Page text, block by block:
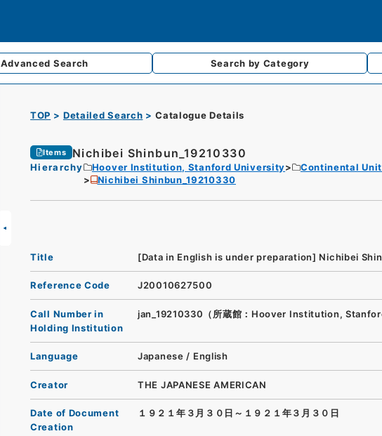
Advanced Search Search by Category
TOP Detailed Search Catalogue Details
Items Nichibei Shinbun_19210330
Hierarchy Hoover Institution, Stanford University Continental
Nichibei Shinbun_19210330
Title [Data in English is under preparation] Nichibei
Reference Code J20010627500
Call Number in
Holding Institution
jan_19210330（所蔵館：Hoover Institution,
Language Japanese / English
Creator THE JAPANESE AMERICAN
Date of Document
Creation
１９２１年３月３０日～１９２１年３月３０日